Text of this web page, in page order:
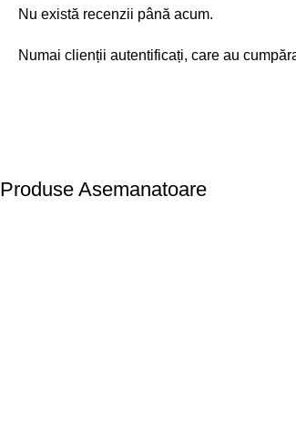
Nu există recenzii până acum.
Numai clienții autentificați, care au
Produse Asemanatoare